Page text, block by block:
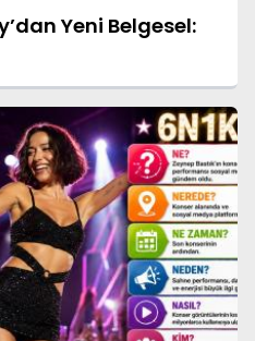
Yeni Belgesel: